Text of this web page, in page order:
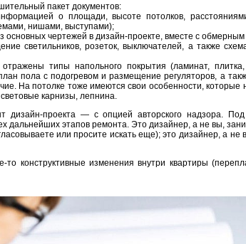
пакет документов:
о площади, высоте потолков,
нишами, выступами);
основных чертежей в дизайн-проекте, вместе с
светильников, розеток, выключателей, а также
типы напольного покрытия (ламинат,
пола с подогревом и размещение регуляторов, а
На потолке тоже имеются свои особенности, которые
карнизы, лепнина.
дизайн-проекта — с опцией авторского надзора.
дальнейших этапов ремонта. Это дизайнер, а не вы,
или просите искать еще); это дизайнер, а не
то конструктивные изменения внутри квартиры